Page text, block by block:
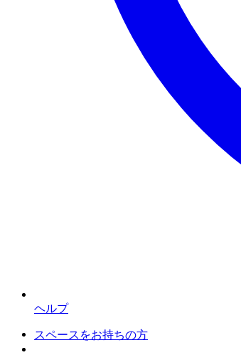
ヘルプ
スペースをお持ちの方